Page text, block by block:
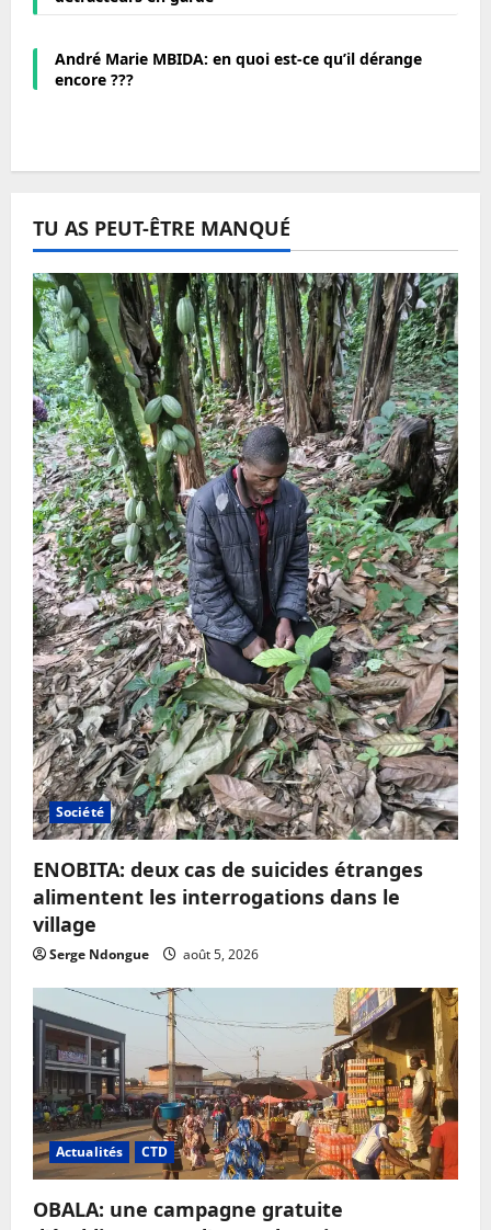
André Marie MBIDA: en quoi est-ce qu’il dérange
encore ???
TU AS PEUT-ÊTRE MANQUÉ
Société
ENOBITA: deux cas de suicides étranges
alimentent les interrogations dans le
village
Serge Ndongue août 5, 2026
Actualités CTD
OBALA: une campagne gratuite